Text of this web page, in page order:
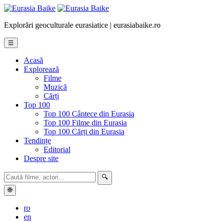
Explorări geoculturale eurasiatice | eurasiabaike.ro
☰
Acasă
Explorează
Filme
Muzică
Cărți
Top 100
Top 100 Cântece din Eurasia
Top 100 Filme din Eurasia
Top 100 Cărți din Eurasia
Tendințe
Editorial
Despre site
🔍
🌐
ro
en